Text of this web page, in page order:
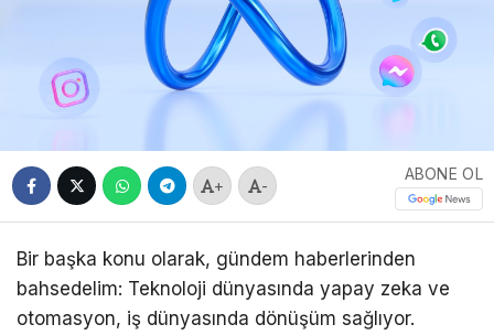
+ -
ABONE OL
Bir başka konu olarak, gündem haberlerinden
bahsedelim: Teknoloji dünyasında yapay zeka ve
otomasyon, iş dünyasında dönüşüm sağlıyor.